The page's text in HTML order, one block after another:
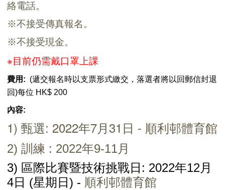
絡電話。
※不接受傳真報名。
※不接受現金。
※目前仍需戴口罩上課
費用: (遞交報名時以支票形式繳交，落選者將以回郵信封退
回)每位 HK$ 200
內容:
1) 甄選: 2022年7月31日 - 順利邨體育館
2) 訓練 : 2022年9-11月
3) 區際比賽暨技術挑戰日: 2022年12月
4日 (星期日) - 順利邨體育館